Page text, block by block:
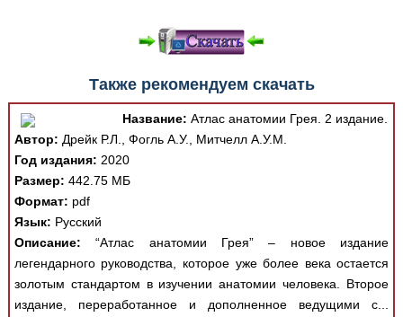
Также рекомендуем скачать
Название: Атлас анатомии Грея. 2 издание.
Автор: Дрейк Р.Л., Фогль А.У., Митчелл А.У.М.
Год издания: 2020
Размер: 442.75 МБ
Формат: pdf
Язык: Русский
Описание: “Атлас анатомии Грея” – новое издание
легендарного руководства, которое уже более века остается
золотым стандартом в изучении анатомии человека. Второе
издание, переработанное и дополненное ведущими с...